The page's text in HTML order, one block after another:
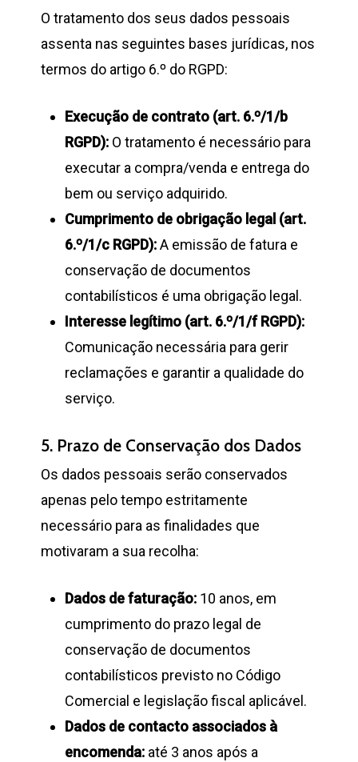
O tratamento dos seus dados pessoais
assenta nas seguintes bases jurídicas, nos
termos do artigo 6.º do RGPD:
Execução de contrato (art. 6.º/1/b
RGPD):O tratamento é necessário para
executar a compra/venda e entrega do
bem ou serviço adquirido.
Cumprimento de obrigação legal (art.
6.º/1/c RGPD):A emissão de fatura e
conservação de documentos
contabilísticos é uma obrigação legal.
Interesse legítimo (art. 6.º/1/f RGPD):
Comunicação necessária para gerir
reclamações e garantir a qualidade do
serviço.
5. Prazo de Conservação dos Dados
Os dados pessoais serão conservados
apenas pelo tempo estritamente
necessário para as finalidades que
motivaram a sua recolha:
Dados de faturação:10 anos, em
cumprimento do prazo legal de
conservação de documentos
contabilísticos previsto no Código
Comercial e legislação fiscal aplicável.
Dados de contacto associados à
encomenda:até 3 anos após a